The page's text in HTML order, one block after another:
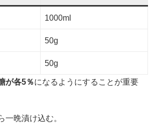
1000ml
50g
50g
が各5％になるようにすることが重要
一晩漬け込む。